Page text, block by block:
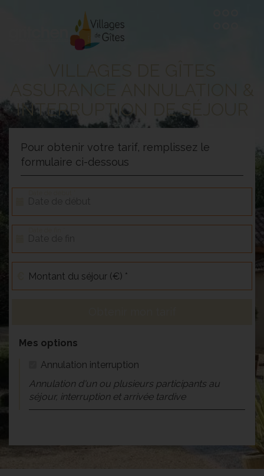
INTERRUPTION DE SÉJOUR
Pour obtenir votre tarif, remplissez le
formulaire ci-dessous
Montant du séjour (€) *
Mes options
Annulation interruption
Annulation d'un ou plusieurs participants au
séjour, interruption et arrivée tardive